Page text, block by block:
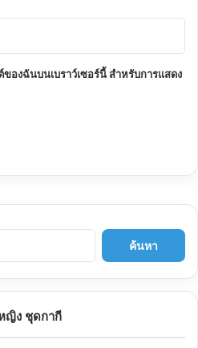
องฉันบนเบราว์เซอร์นี้ สำหรับการแสดง
ค้นหา
ญิง ชุดกากี